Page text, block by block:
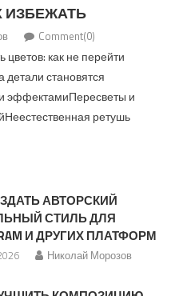
ИЗБЕЖАТЬ
Comment(0)
как не перейти
детали становятся
эффектамиПересветы и
ретушь
АВТОРСКИЙ
СТИЛЬ ДЛЯ
И ДРУГИХ ПЛАТФОРМ
Николай Морозов